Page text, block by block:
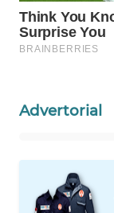
Advertorial
Wahana
Network
LISTRIK
KELISTRIKAN
WALINKI